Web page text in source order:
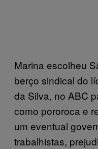
Marina escolheu
berço sindical do
da Silva, no ABC
como pororoca e
um eventual
trabalhistas,